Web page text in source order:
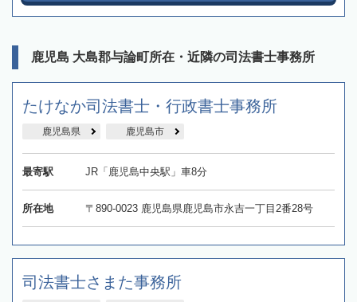
鹿児島 大島郡与論町所在・近隣の司法書士事務所
たけなか司法書士・行政書士事務所
鹿児島県 鹿児島市
最寄駅 JR「鹿児島中央駅」車8分
所在地 〒890-0023 鹿児島県鹿児島市永吉一丁目2番28号
司法書士さまた事務所